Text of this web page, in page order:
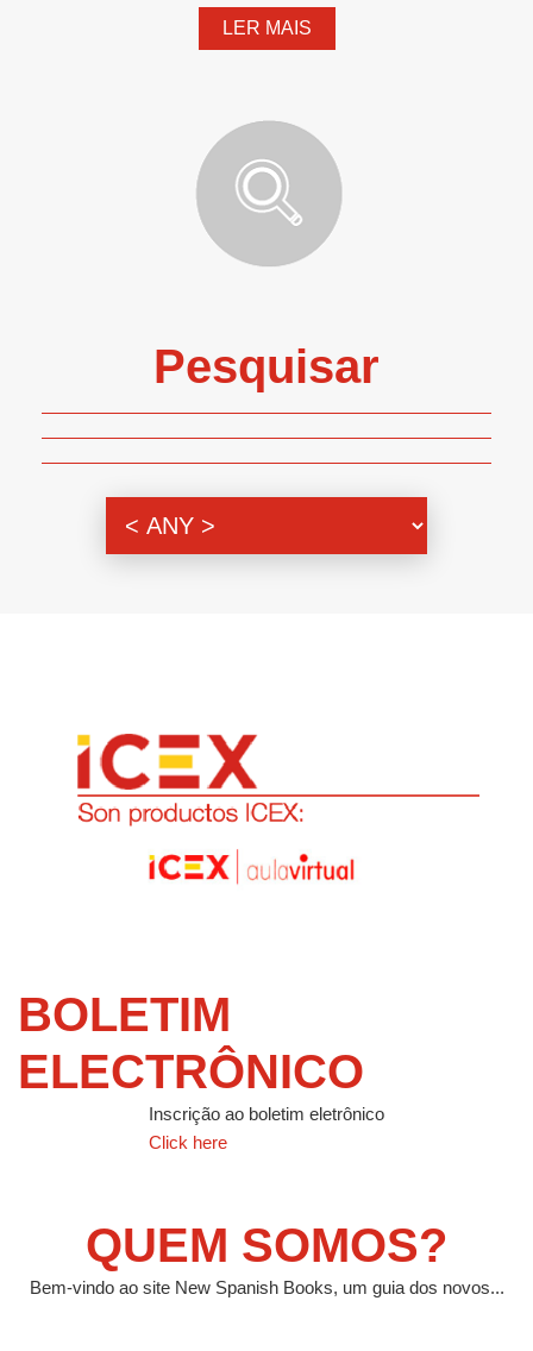
LER MAIS
Pesquisar
BOLETIM
ELECTRÔNICO
Inscrição ao boletim eletrônico
Click here
QUEM SOMOS?
Bem-vindo ao site New Spanish Books, um guia dos novos...